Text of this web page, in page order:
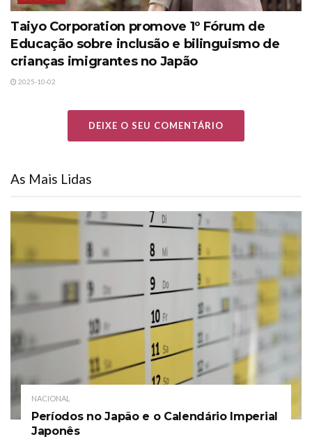
Taiyo Corporation promove 1º Fórum de
Educação sobre inclusão e bilinguismo de
crianças imigrantes no Japão
2025-10-02
DEIXE O SEU COMENTÁRIO
As Mais Lidas
NACIONAL
Períodos no Japão e o Calendário Imperial
Japonês